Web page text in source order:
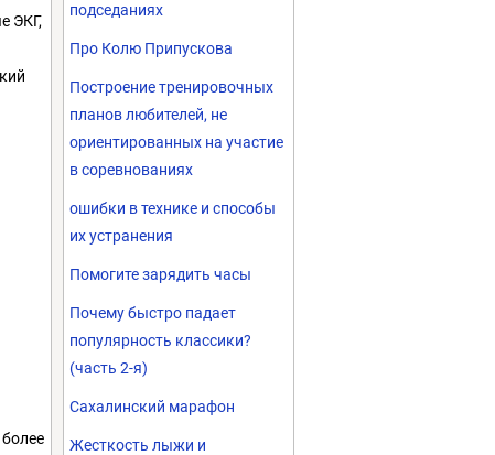
ЭКГ,
подседаниях
Про Колю Припускова
Построение тренировочных
планов любителей, не
ориентированных на участие
в соревнованиях
ошибки в технике и способы
их устранения
Помогите зарядить часы
Почему быстро падает
популярность классики?
(часть 2-я)
Сахалинский марафон
Жесткость лыжи и